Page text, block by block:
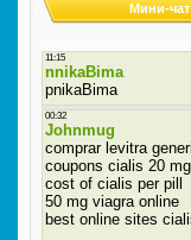
Мини-чат